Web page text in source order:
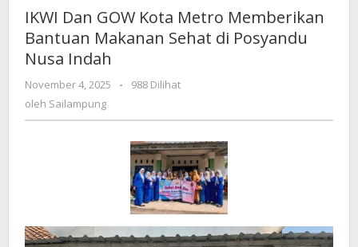
Kota
Metro
Makanan
di
Posyandu
Nusa
Indah
IKWI Dan GOW Kota Metro Memberikan
Bantuan Makanan Sehat di Posyandu
Nusa Indah
November 4, 2025
oleh
-
988 Dilihat
oleh Sailampung